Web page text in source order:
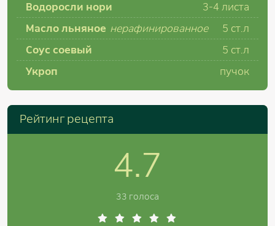
Водоросли нори
3-4 листа
Масло льняное нерафинированное 5 ст.л
Соус соевый
5 ст.л
Укроп
пучок
Рейтинг рецепта
4.7
33 голоса